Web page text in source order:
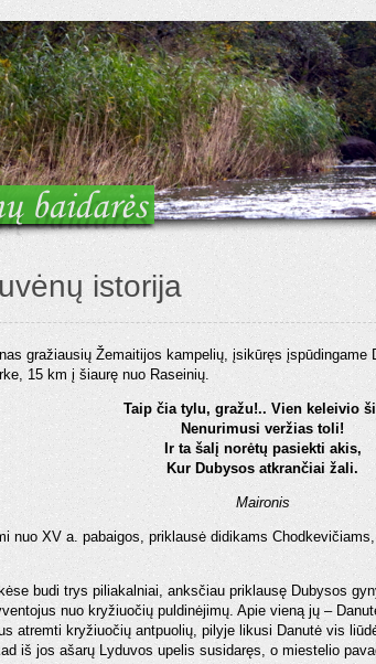
istorija
gražiausių Žemaitijos kampelių, įsikūręs įspūdingame
15 km į šiaurę nuo Raseinių.
Taip čia tylu, gražu!.. Vien keleivio
Nenurimusi veržias toli!
Ir ta šalį norėtų pasiekti akis,
Kur Dubysos atkrančiai žali.
Maironis
nuo XV a. pabaigos, priklausė didikams
budi trys piliakalniai, anksčiau priklausę Dubysos
nuo kryžiuočių puldinėjimų. Apie vieną jų –
atremti kryžiuočių antpuolių, pilyje likusi Danutė vis
iš jos ašarų Lyduvos upelis susidaręs, o miestelio